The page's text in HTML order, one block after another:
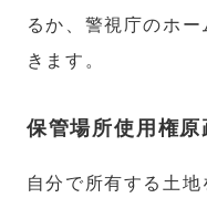
るか、警視庁のホ
きます。
保管場所使用権原
自分で所有する土